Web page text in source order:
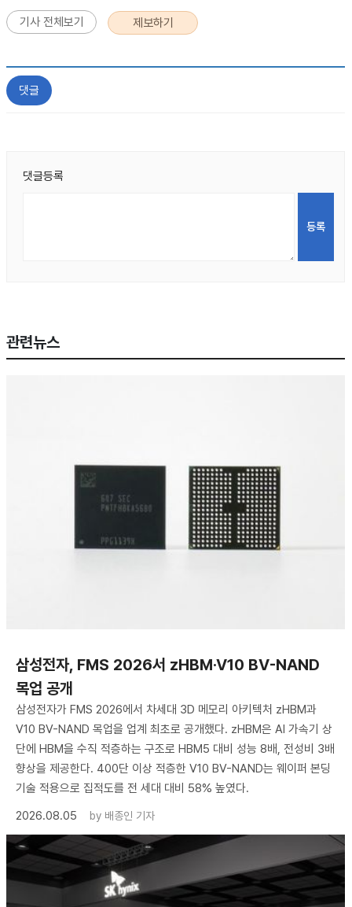
기사 전체보기 제보하기
댓글
댓글등록
관련뉴스
삼성전자, FMS 2026서 zHBM·V10 BV-NAND
목업 공개
삼성전자가 FMS 2026에서 차세대 3D 메모리 아키텍처 zHBM과
V10 BV-NAND 목업을 업계 최초로 공개했다. zHBM은 AI 가속기 상
단에 HBM을 수직 적층하는 구조로 HBM5 대비 성능 8배, 전성비 3배
향상을 제공한다. 400단 이상 적층한 V10 BV-NAND는 웨이퍼 본딩
기술 적용으로 집적도를 전 세대 대비 58% 높였다.
2026.08.05
by 배종인 기자